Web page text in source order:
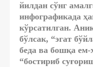
йилдан сўнг
инфографикада
кўрсатилган.
бўлсак, “эгат
беда ва бошқа
“бостириб